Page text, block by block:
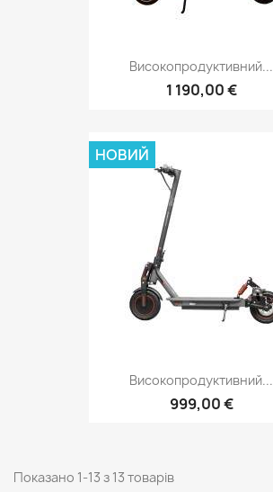
Високопродуктивний...
1 190,00 €
Високопродуктивний...
999,00 €
НОВИЙ
Показано 1-13 з 13 товарів